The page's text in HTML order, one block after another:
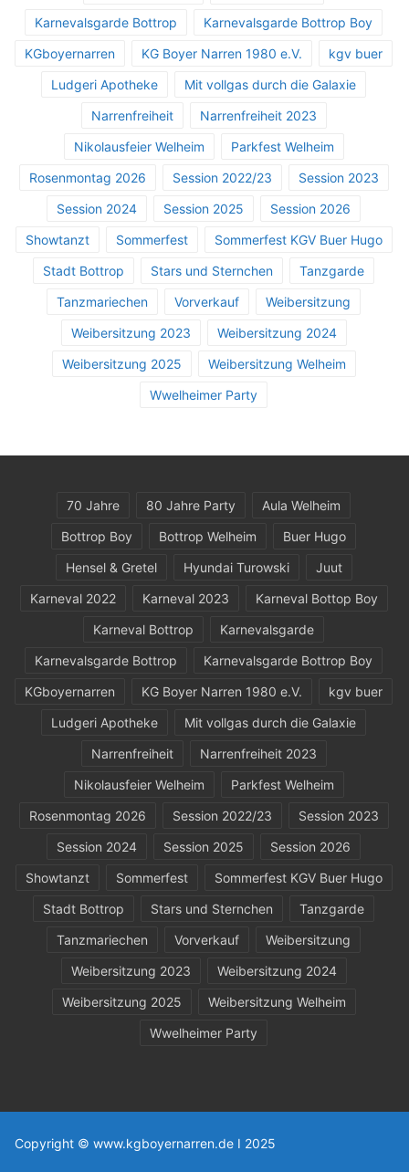
Karnevalsgarde Bottrop
Karnevalsgarde Bottrop Boy
KGboyernarren
KG Boyer Narren 1980 e.V.
kgv buer
Ludgeri Apotheke
Mit vollgas durch die Galaxie
Narrenfreiheit
Narrenfreiheit 2023
Nikolausfeier Welheim
Parkfest Welheim
Rosenmontag 2026
Session 2022/23
Session 2023
Session 2024
Session 2025
Session 2026
Showtanzt
Sommerfest
Sommerfest KGV Buer Hugo
Stadt Bottrop
Stars und Sternchen
Tanzgarde
Tanzmariechen
Vorverkauf
Weibersitzung
Weibersitzung 2023
Weibersitzung 2024
Weibersitzung 2025
Weibersitzung Welheim
Wwelheimer Party
70 Jahre 80 Jahre Party
Aula Welheim
Bottrop Boy
Bottrop Welheim
Buer Hugo
Hensel & Gretel
Hyundai Turowski
Juut
Karneval 2022
Karneval 2023
Karneval Bottop Boy
Karneval Bottrop
Karnevalsgarde
Karnevalsgarde Bottrop
Karnevalsgarde Bottrop Boy
KGboyernarren
KG Boyer Narren 1980 e.V.
kgv buer
Ludgeri Apotheke
Mit vollgas durch die Galaxie
Narrenfreiheit
Narrenfreiheit 2023
Nikolausfeier Welheim
Parkfest Welheim
Rosenmontag 2026
Session 2022/23
Session 2023
Session 2024
Session 2025
Session 2026
Showtanzt
Sommerfest
Sommerfest KGV Buer Hugo
Stadt Bottrop
Stars und Sternchen
Tanzgarde
Tanzmariechen
Vorverkauf
Weibersitzung
Weibersitzung 2023
Weibersitzung 2024
Weibersitzung 2025
Weibersitzung Welheim
Wwelheimer Party
Copyright © www.kgboyernarren.de I 2025